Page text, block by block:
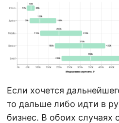
Если хочется
то дальше либо идти в
бизнес. В обоих случаях